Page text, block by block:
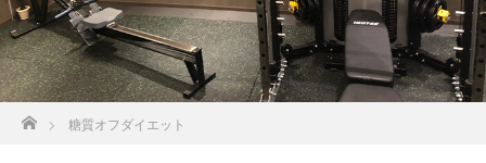
ホーム
糖質オフダイエット